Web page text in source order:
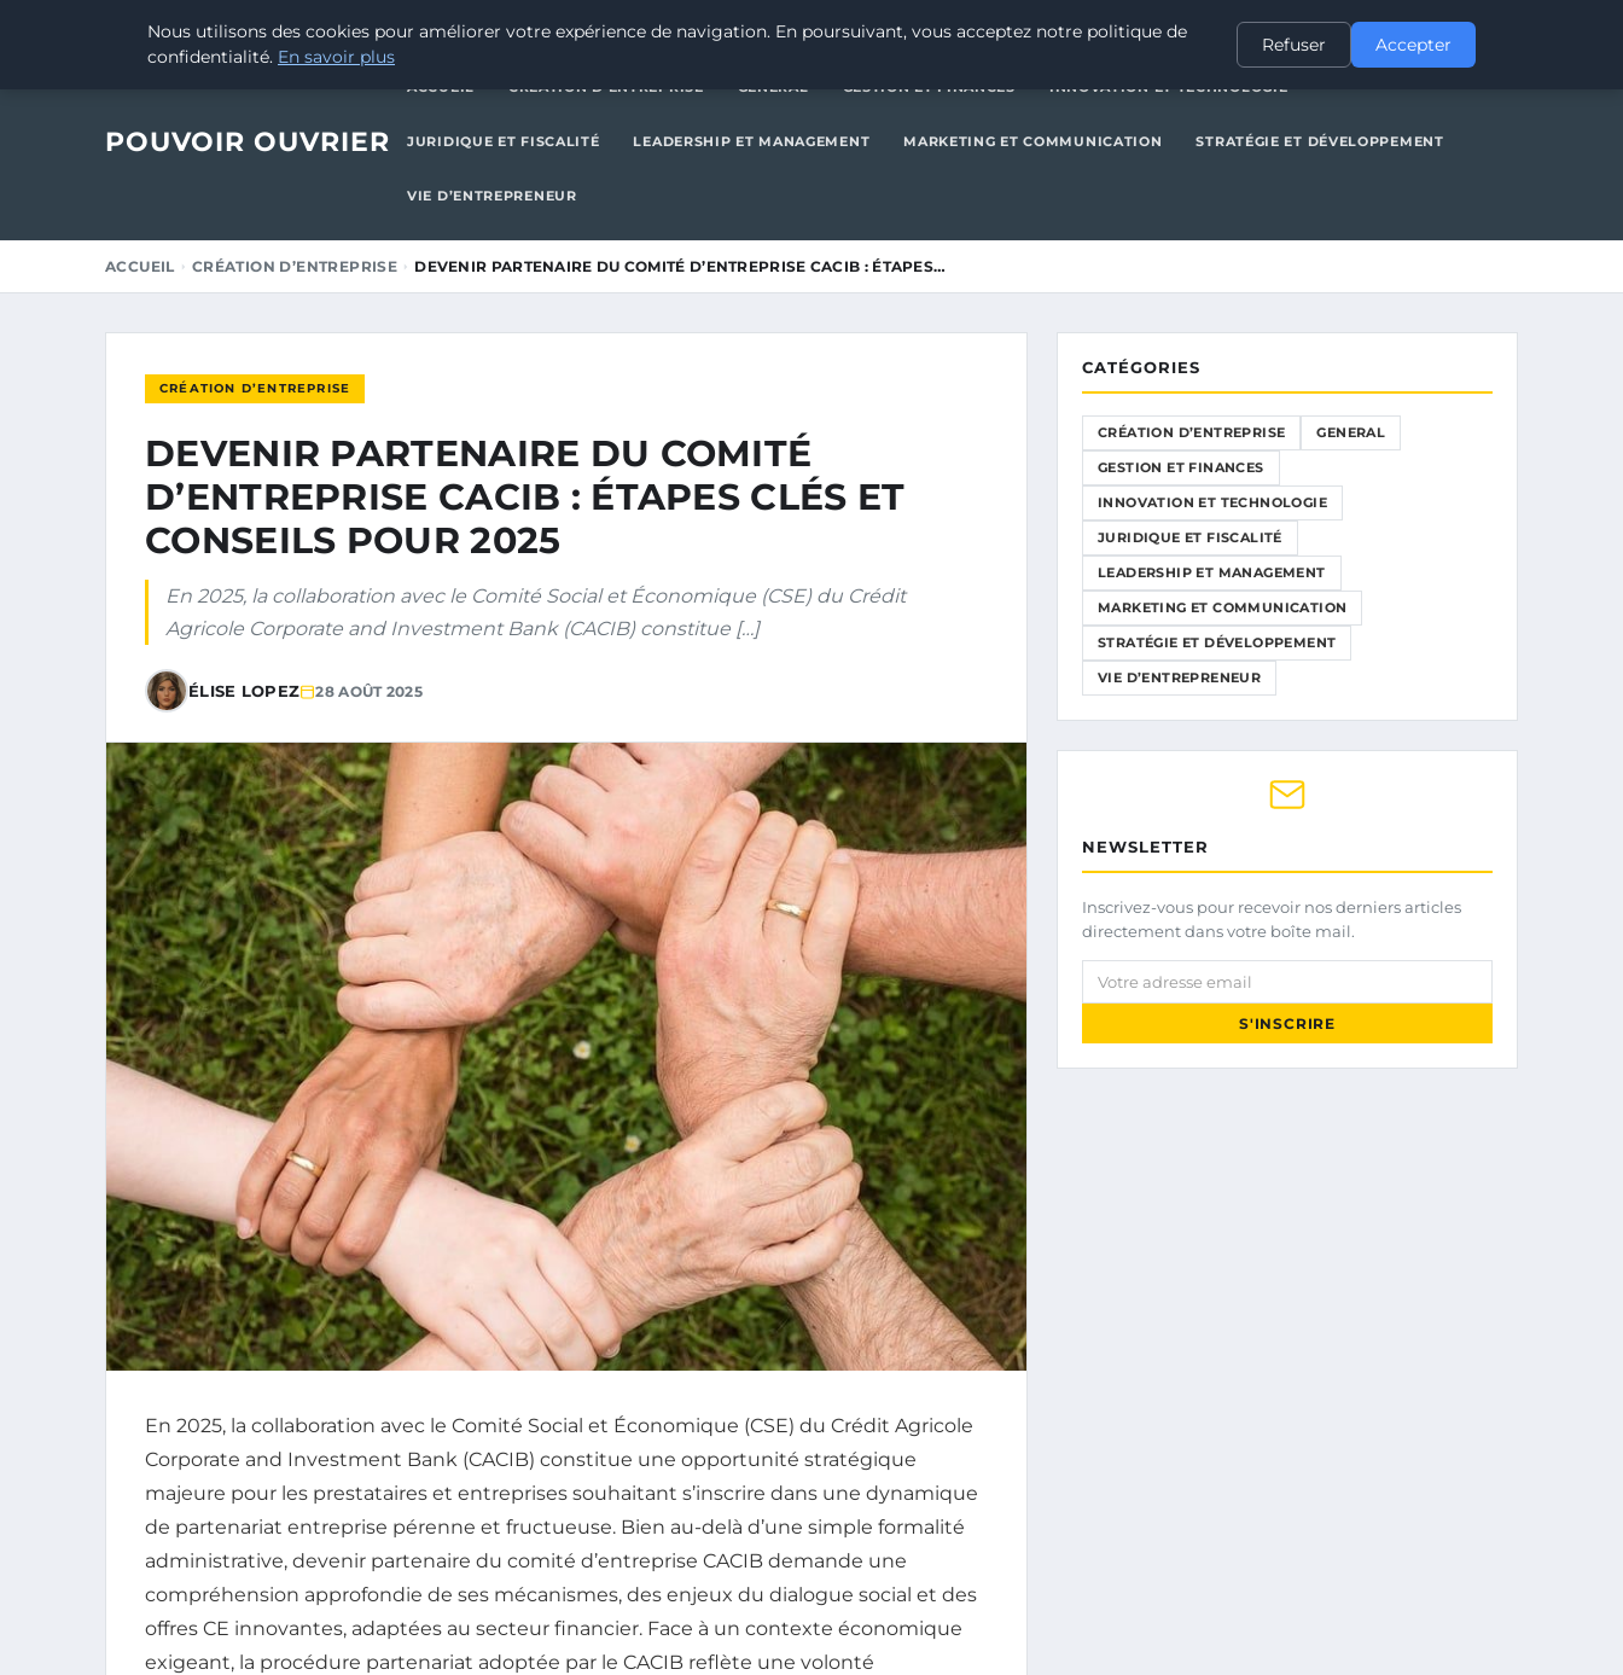
28 AOÛT 2025 GENERAL GESTION ET FINANCESINNOVATION ET TECHNOLOGIE
POUVOIR OUVRIER
ACCUEIL CRÉATION D’ENTREPRISE GENERAL GESTION ET FINANCES INNOVATION ET TECHNOLOGIE
JURIDIQUE ET FISCALITÉ LEADERSHIP ET MANAGEMENT MARKETING ET COMMUNICATION STRATÉGIE ET DÉVELOPPEMENT
VIE D’ENTREPRENEUR
ACCUEIL CRÉATION D’ENTREPRISE DEVENIR PARTENAIRE DU COMITÉ D’ENTREPRISE CACIB : ÉTAPES…
CRÉATION D’ENTREPRISE
DEVENIR PARTENAIRE DU COMITÉ
D’ENTREPRISE CACIB : ÉTAPES CLÉS ET
CONSEILS POUR 2025
En 2025, la collaboration avec le Comité Social et Économique (CSE) du Crédit
Agricole Corporate and Investment Bank (CACIB) constitue […]
ÉLISE LOPEZ 28 AOÛT 2025
En 2025, la collaboration avec le Comité Social et Économique (CSE) du Crédit Agricole
Corporate and Investment Bank (CACIB) constitue une opportunité stratégique
majeure pour les prestataires et entreprises souhaitant s’inscrire dans une dynamique
de partenariat entreprise pérenne et fructueuse. Bien au-delà d’une simple formalité
administrative, devenir partenaire du comité d’entreprise CACIB demande une
compréhension approfondie de ses mécanismes, des enjeux du dialogue social et des
offres CE innovantes, adaptées au secteur financier. Face à un contexte économique
exigeant, la procédure partenariat adoptée par le CACIB reflète une volonté
CATÉGORIES
CRÉATION D’ENTREPRISE GENERAL
GESTION ET FINANCES
INNOVATION ET TECHNOLOGIE
JURIDIQUE ET FISCALITÉ
LEADERSHIP ET MANAGEMENT
MARKETING ET COMMUNICATION
STRATÉGIE ET DÉVELOPPEMENT
VIE D’ENTREPRENEUR
NEWSLETTER
Inscrivez-vous pour recevoir nos derniers articles
directement dans votre boîte mail.
Votre adresse email
S'INSCRIRE
Nous utilisons des cookies pour améliorer votre expérience de navigation. En poursuivant, vous acceptez notre politique de
confidentialité. En savoir plus
Refuser Accepter